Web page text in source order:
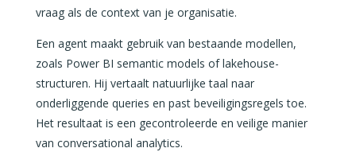
vraag als de context van je organisatie.
Een agent maakt gebruik van bestaande modellen,
zoals Power BI semantic models of lakehouse-
structuren. Hij vertaalt natuurlijke taal naar
onderliggende queries en past beveiligingsregels toe.
Het resultaat is een gecontroleerde en veilige manier
van conversational analytics.